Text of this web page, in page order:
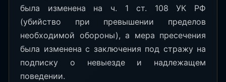
была изменена на ч. 1 ст. 108 УК РФ
(убийство при превышении пределов
необходимой обороны), а мера пресечения
была изменена с заключения под стражу на
подписку о невыезде и надлежащем
поведении.